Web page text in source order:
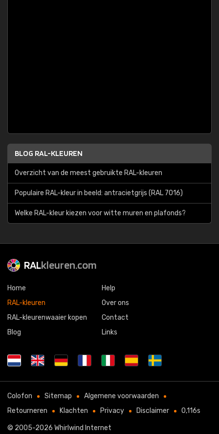
BLOG RAL-KLEUREN
Overzicht van de meest gebruikte RAL-kleuren
Populaire RAL-kleur in beeld: antracietgrijs (RAL 7016)
Welke RAL-kleur kiezen voor witte muren en plafonds?
RALkleuren.com
Home
RAL-kleuren
RAL-kleurenwaaier kopen
Blog
Help
Over ons
Contact
Links
Colofon Sitemap
Algemene voorwaarden
Retourneren
Klachten Privacy Disclaimer 0,116s
© 2005-2026 Whirlwind Internet